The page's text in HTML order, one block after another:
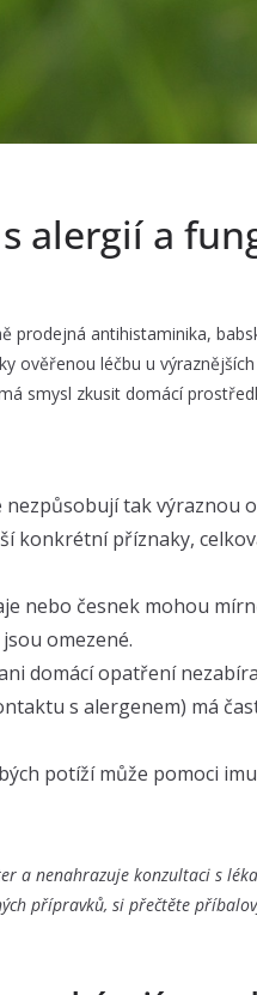
alergií a
prodejná antihistaminika,
ověřenou léčbu u
smysl zkusit domácí
tak výraznou
konkrétní příznaky,
nebo česnek mohou
omezené.
domácí opatření
s alergenem) má
potíží může pomoci
a nenahrazuje konzultaci s
přípravků, si přečtěte